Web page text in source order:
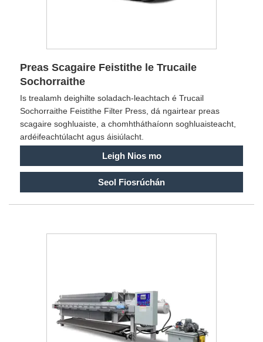
Preas Scagaire Feistithe le Trucaile
Sochorraithe
Is trealamh deighilte soladach-leachtach é Trucail
Sochorraithe Feistithe Filter Press, dá ngairtear preas
scagaire soghluaiste, a chomhtháthaíonn soghluaisteacht,
ardéifeachtúlacht agus áisiúlacht.
Leigh Nios mo
Seol Fiosrúchán